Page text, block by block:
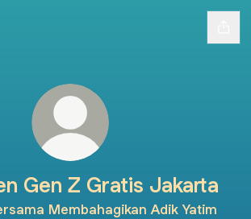
Gen Z Gratis Jakarta
Membahagikan Adik Yatim